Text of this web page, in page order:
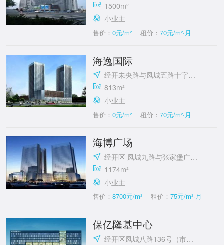
1500m²
小业主
售价：0元/m² 租价： 70元/m²·月
海逸国际
经开未央路与凤城五路十字东北角
813m²
小业主
售价：0元/m² 租价： 70元/m²·月
海博广场
经开区 凤城九路与张家堡广场西北角
1174m²
小业主
售价：8700元/m² 租价： 75元/m²·月
保亿隆基中心
经开区凤城八路136号（市政府对面）